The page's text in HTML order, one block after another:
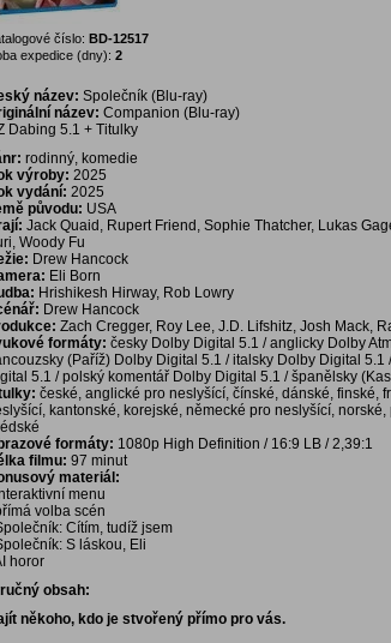
číslo: BD-12517
expedice (dny): 2
název: Společník (Blu-ray)
název: Companion (Blu-ray)
Dabing 5.1 + Titulky
rodinný, komedie
výroby: 2025
vydání: 2025
původu: USA
Jack Quaid, Rupert Friend, Sophie Thatcher, Lukas
Woody Fu
Drew Hancock
Eli Born
Hrishikesh Hirway, Rob Lowry
Drew Hancock
Zach Cregger, Roy Lee, J.D. Lifshitz, Josh Mack,
formáty: česky Dolby Digital 5.1 / anglicky Dolby
(Paříž) Dolby Digital 5.1 / italsky Dolby Digital
5.1 / polský komentář Dolby Digital 5.1 / španělsky
české, anglické pro neslyšící, čínské, dánské, finské,
kantonské, korejské, německé pro neslyšící,
formáty: 1080p High Definition / 16:9 LB / 2,39:1
filmu: 97 minut
materiál:
menu
volba scén
Cítím, tudíž jsem
S láskou, Eli
horor
obsah:
někoho, kdo je stvořený přímo pro vás.